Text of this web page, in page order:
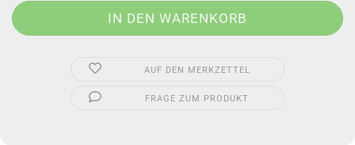
AUF DEN MERKZETTEL
FRAGE ZUM PRODUKT